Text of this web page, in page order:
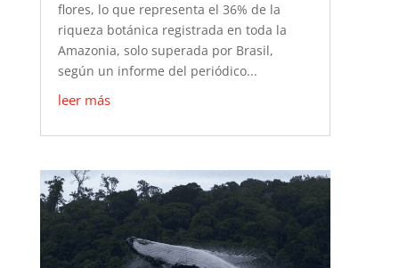
flores, lo que representa el 36% de la
riqueza botánica registrada en toda la
Amazonia, solo superada por Brasil,
según un informe del periódico...
leer más